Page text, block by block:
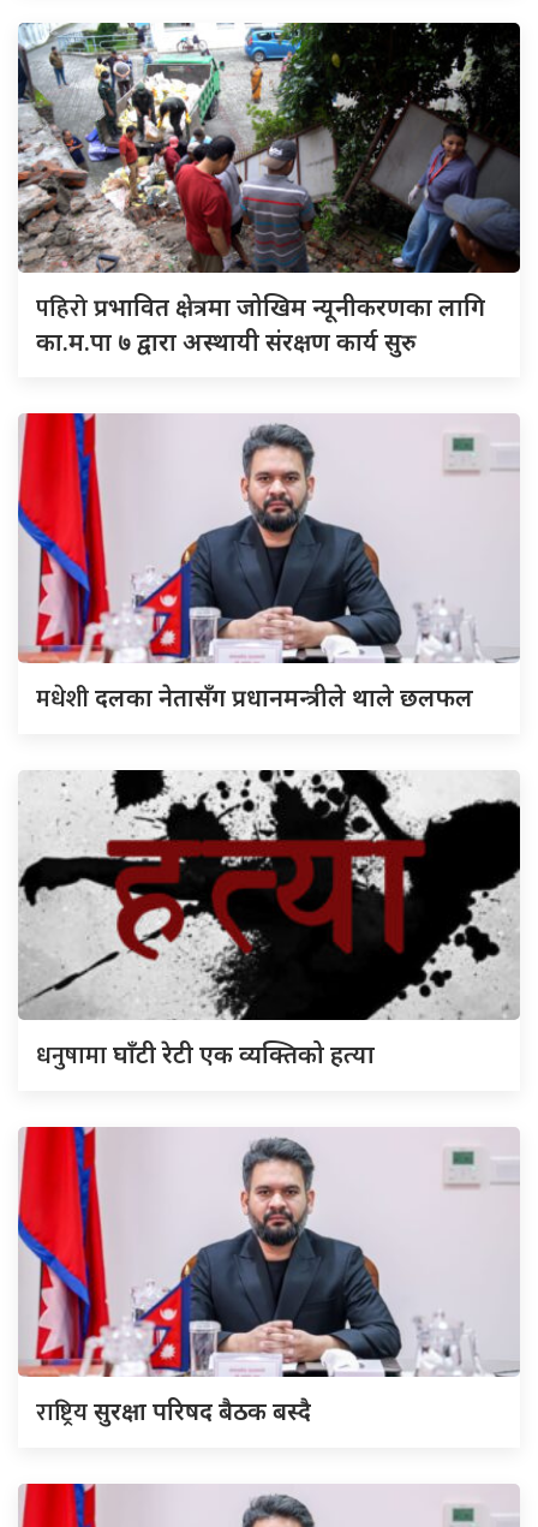
पहिरोप्रभावित क्षेत्रमा जोखिम न्यूनीकरणका लागि
का.म.पा ७ द्वारा अस्थायी संरक्षण कार्य सुरु
मधेशीदलका नेतासँग प्रधानमन्त्रीले थाले छलफल
धनुषामाघाँटी रेटी एक व्यक्तिको हत्या
राष्ट्रियसुरक्षा परिषद बैठक बस्दै